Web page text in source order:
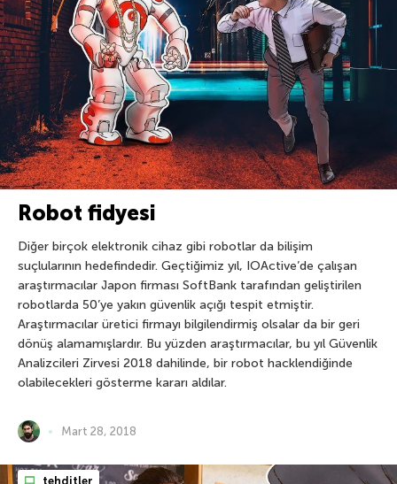
Robot fidyesi
Diğer birçok elektronik cihaz gibi robotlar da bilişim
suçlularının hedefindedir. Geçtiğimiz yıl, IOActive’de çalışan
araştırmacılar Japon firması SoftBank tarafından geliştirilen
robotlarda 50’ye yakın güvenlik açığı tespit etmiştir.
Araştırmacılar üretici firmayı bilgilendirmiş olsalar da bir geri
dönüş alamamışlardır. Bu yüzden araştırmacılar, bu yıl Güvenlik
Analizcileri Zirvesi 2018 dahilinde, bir robot hacklendiğinde
olabilecekleri gösterme kararı aldılar.
Mart 28, 2018
tehditler